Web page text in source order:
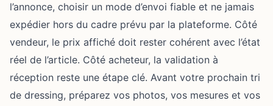
l’annonce, choisir un mode d’envoi fiable et ne jamais
expédier hors du cadre prévu par la plateforme. Côté
vendeur, le prix affiché doit rester cohérent avec l’état
réel de l’article. Côté acheteur, la validation à
réception reste une étape clé. Avant votre prochain tri
de dressing, préparez vos photos, vos mesures et vos